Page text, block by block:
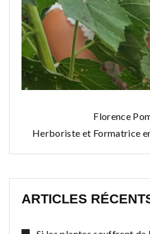
Florence
Herboriste et Formatrice
ARTICLES